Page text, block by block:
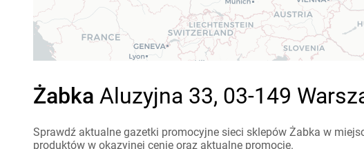
Żabka Aluzyjna 33, 03-149
Sprawdź aktualne gazetki promocyjne sieci sklepów Żabka w
produktów w okazyjnej cenie oraz aktualne promocje.